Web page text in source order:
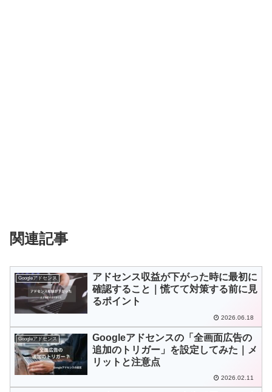
関連記事
Googleアドセンス
アドセンス収益が下がった時に最初に
確認すること｜慌てて対策する前に見
るポイント
2026.06.18
Googleアドセンス
Googleアドセンスの「全画面広告の
追加のトリガー」を設定してみた｜メ
リットと注意点
2026.02.11